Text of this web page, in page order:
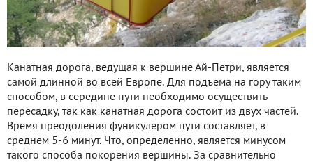
Канатная дорога, ведущая к вершине Ай-Петри, является
самой длинной во всей Европе. Для подъема на гору таким
способом, в середине пути необходимо осуществить
пересадку, так как канатная дорога состоит из двух частей.
Время преодоления фуникулёром пути составляет, в
среднем 5-6 минут. Что, определенно, является минусом
такого способа покорения вершины. За сравнительно